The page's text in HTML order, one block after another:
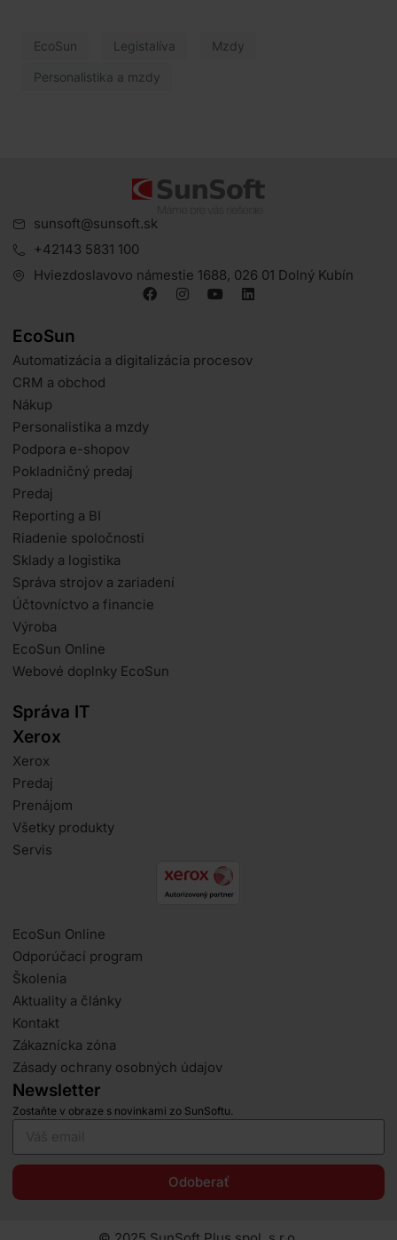
EcoSun Legistalíva Mzdy
Personalistika a mzdy
sunsoft@sunsoft.sk
+42143 5831 100
Hviezdoslavovo námestie 1688, 026 01 Dolný Kubín
EcoSun
Automatizácia a digitalizácia procesov
CRM a obchod
Nákup
Personalistika a mzdy
Podpora e-shopov
Pokladničný predaj
Predaj
Reporting a BI
Riadenie spoločnosti
Sklady a logistika
Správa strojov a zariadení
Účtovníctvo a financie
Výroba
EcoSun Online
Webové doplnky EcoSun
Správa IT
Xerox
Xerox
Predaj
Prenájom
Všetky produkty
Servis
EcoSun Online
Odporúčací program
Školenia
Aktuality a články
Kontakt
Zákaznícka zóna
Zásady ochrany osobných údajov
Newsletter
Zostaňte v obraze s novinkami zo SunSoftu.
Odoberať